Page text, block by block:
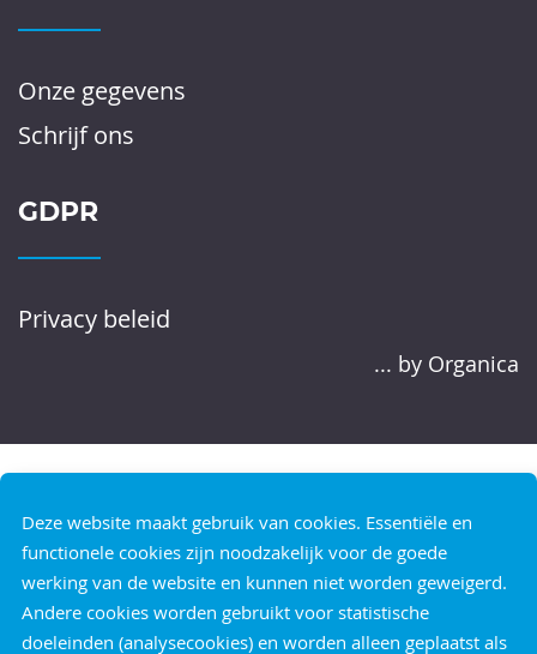
Onze gegevens
Schrijf ons
GDPR
Privacy beleid
... by Organica
Deze website maakt gebruik van cookies. Essentiële en
functionele cookies zijn noodzakelijk voor de goede
werking van de website en kunnen niet worden geweigerd.
Andere cookies worden gebruikt voor statistische
doeleinden (analysecookies) en worden alleen geplaatst als